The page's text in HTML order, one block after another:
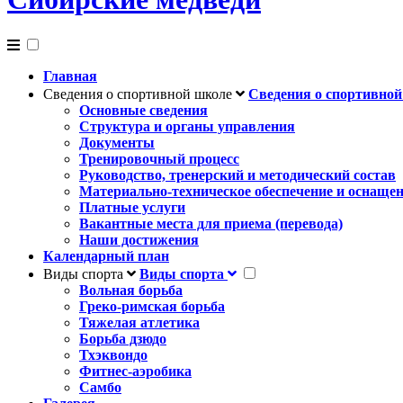
Главная
Сведения о спортивной школе
Сведения о
Основные сведения
Структура и органы управления
Документы
Тренировочный процесс
Руководство, тренерский и методический состав
Материально-техническое обеспечение и
Платные услуги
Вакантные места для приема (перевода)
Наши достижения
Календарный план
Виды спорта
Виды спорта
Вольная борьба
Греко-римская борьба
Тяжелая атлетика
Борьба дзюдо
Тхэквондо
Фитнес-аэробика
Самбо